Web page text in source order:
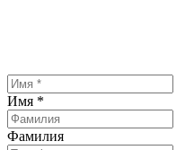
Имя *
Фамилия